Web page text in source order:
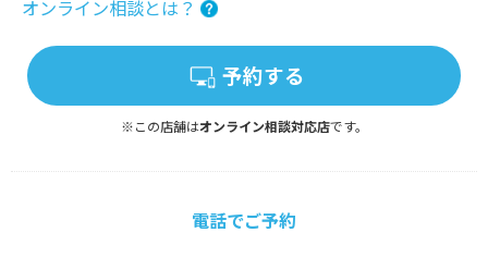
オンライン相談とは？
予約する
※この店舗はオンライン相談対応店です。
電話でご予約